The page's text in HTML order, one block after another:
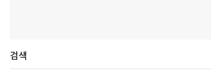
검색